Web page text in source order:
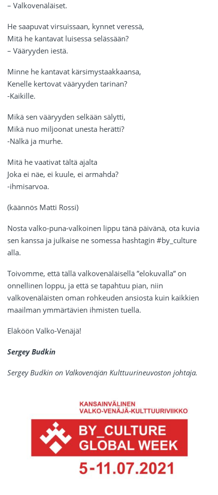
– Valkovenäläiset.
He saapuvat virsuissaan, kynnet veressä,
Mitä he kantavat luisessa selässään?
– Vääryyden iestä.
Minne he kantavat kärsimystaakkaansa,
Kenelle kertovat vääryyden tarinan?
-Kaikille.
Mikä sen vääryyden selkään sälytti,
Mikä nuo miljoonat unesta herätti?
-Nälkä ja murhe.
Mitä he vaativat tältä ajalta
Joka ei näe, ei kuule, ei armahda?
-ihmisarvoa.
(käännös Matti Rossi)
Nosta valko-puna-valkoinen lippu tänä päivänä, ota kuvia
sen kanssa ja julkaise ne somessa hashtagin #by_culture
alla.
Toivomme, että tällä valkovenäläisellä ”elokuvalla” on
onnellinen loppu, ja että se tapahtuu pian, niin
valkovenäläisten oman rohkeuden ansiosta kuin kaikkien
maailman ymmärtävien ihmisten tuella.
Eläköön Valko-Venäjä!
Sergey Budkin
Sergey Budkin on Valkovenäjän Kulttuurineuvoston johtaja.